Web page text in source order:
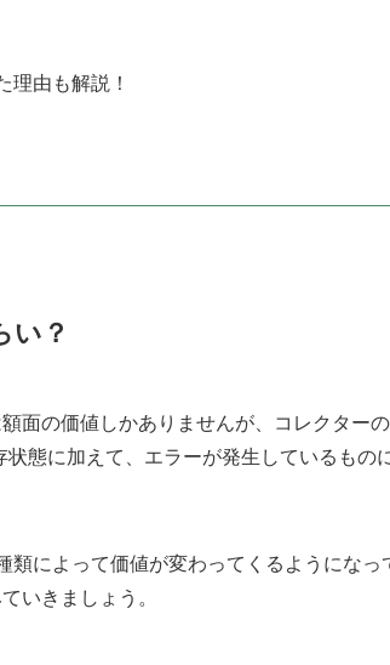
理由も解説！
い？
面の価値しかありませんが、コレクター
態に加えて、エラーが発生しているもの
類によって価値が変わってくるようになっ
いきましょう。